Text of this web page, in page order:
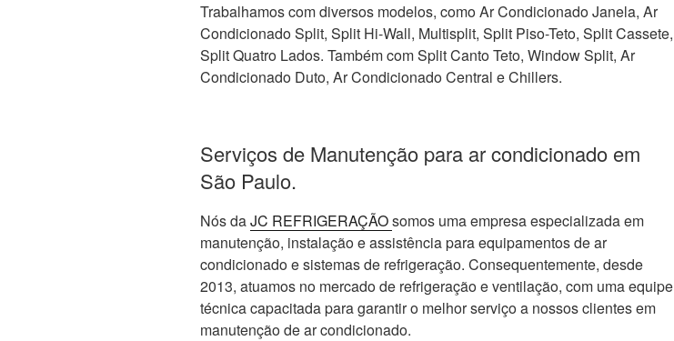
Trabalhamos com diversos modelos, como Ar Condicionado Janela, Ar
Condicionado Split, Split Hi-Wall, Multisplit, Split Piso-Teto, Split Cassete,
Split Quatro Lados. Também com Split Canto Teto, Window Split, Ar
Condicionado Duto, Ar Condicionado Central e Chillers.
Serviços de Manutenção para ar condicionado em
São Paulo.
Nós daJC REFRIGERAÇÃOsomos uma empresa especializada em
manutenção, instalação e assistência para equipamentos de ar
condicionado e sistemas de refrigeração. Consequentemente, desde
2013, atuamos no mercado de refrigeração e ventilação, com uma equipe
técnica capacitada para garantir o melhor serviço a nossos clientes em
manutenção de ar condicionado.